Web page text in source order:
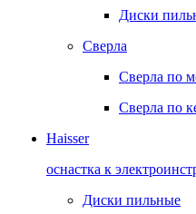
Диски
Сверла
Сверла по
Сверла по
Haisser
оснастка к
Диски пильные